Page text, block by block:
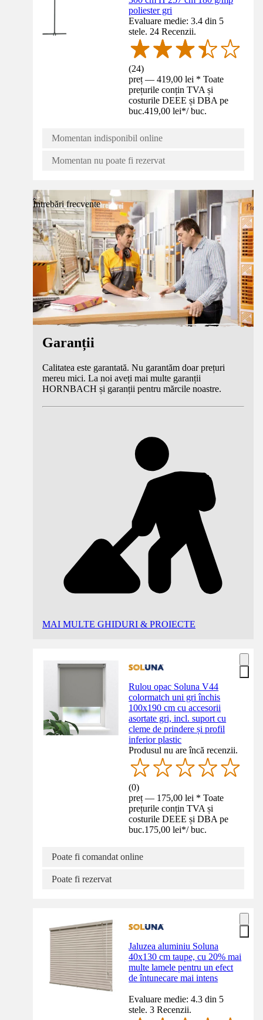
poliester gri
Evaluare medie: 3.4 din 5
stele. 24 Recenzii.
(24)
preț — 419,00 lei * Toate
prețurile conțin TVA și
costurile DEEE și DBA pe
buc.419,00 lei*/ buc.
Momentan indisponibil online
Momentan nu poate fi rezervat
Întrebări frecvente
Garanții
Calitatea este garantată. Nu garantăm doar prețuri
mereu mici. La noi aveți mai multe garanții
HORNBACH și garanții pentru mărcile noastre.
MAI MULTE GHIDURI & PROIECTE
Rulou opac Soluna V44
colormatch uni gri închis
100x190 cm cu accesorii
asortate gri, incl. suport cu
cleme de prindere și profil
inferior plastic
Produsul nu are încă recenzii.
(0)
preț — 175,00 lei * Toate
prețurile conțin TVA și
costurile DEEE și DBA pe
buc.175,00 lei*/ buc.
Poate fi comandat online
Poate fi rezervat
Jaluzea aluminiu Soluna
40x130 cm taupe, cu 20% mai
multe lamele pentru un efect
de întunecare mai intens
Evaluare medie: 4.3 din 5
stele. 3 Recenzii.